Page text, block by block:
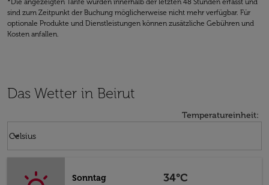
*Die angezeigten Tarife wurden innerhalb der letzten 48 Stunden erfasst und
sind zum Zeitpunkt der Buchung möglicherweise nicht mehr verfügbar. Für
optionale Produkte und Dienstleistungen können zusätzliche Gebühren und
Kosten anfallen.
Das Wetter in Beirut
Temperatureinheit:
Celsius
keyboard_arrow_down
Sonntag
34°C